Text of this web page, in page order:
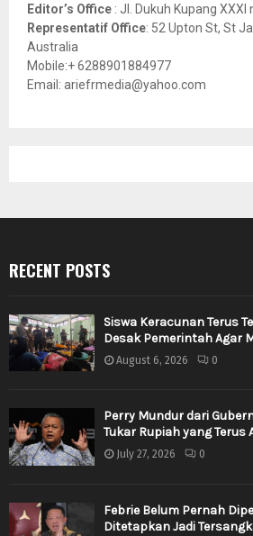
Editor’s Office : Jl. Dukuh Kupang
Representatif Office: 52 Upton St, St
Australia
Mobile:+ 6288901884977
Email: ariefrmedia@yahoo.com
RECENT POSTS
Siswa Keracunan Terus
Desak Pemerintah Agar
August 6, 2026 0
Perry Mundur dari
Tukar Rupiah yang Terus
July 27, 2026 0
Febrie Belum Pernah
Ditetapkan Jadi